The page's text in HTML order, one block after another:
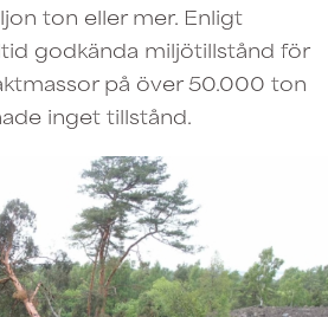
ton eller mer. Enligt
godkända miljötillstånd för
på över 50.000 ton
inget tillstånd.